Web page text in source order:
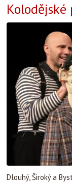
Kolodějské
Dlouhý, Široký a